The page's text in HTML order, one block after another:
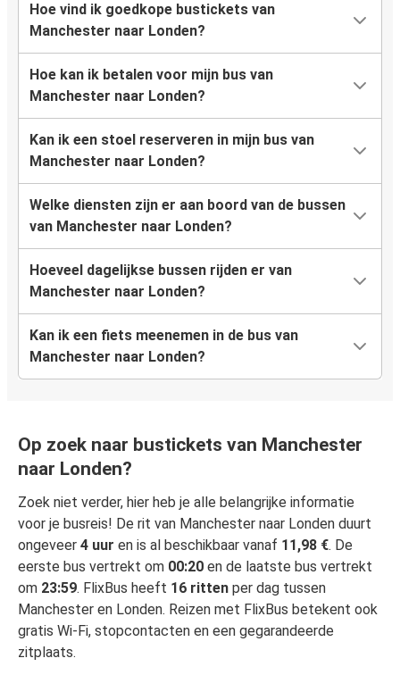
Hoe vind ik goedkope bustickets van
Manchester naar Londen?
Hoe kan ik betalen voor mijn bus van
Manchester naar Londen?
Kan ik een stoel reserveren in mijn bus van
Manchester naar Londen?
Welke diensten zijn er aan boord van de bussen
van Manchester naar Londen?
Hoeveel dagelijkse bussen rijden er van
Manchester naar Londen?
Kan ik een fiets meenemen in de bus van
Manchester naar Londen?
Op zoek naar bustickets van Manchester
naar Londen?
Zoek niet verder, hier heb je alle belangrijke informatie
voor je busreis! De rit van Manchester naar Londen duurt
ongeveer 4 uur en is al beschikbaar vanaf 11,98 €. De
eerste bus vertrekt om 00:20 en de laatste bus vertrekt
om 23:59. FlixBus heeft 16 ritten per dag tussen
Manchester en Londen. Reizen met FlixBus betekent ook
gratis Wi-Fi, stopcontacten en een gegarandeerde
zitplaats.